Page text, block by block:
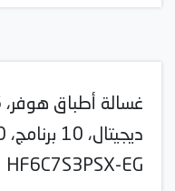
HF6C7S3PSX-EG